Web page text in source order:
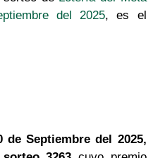
del 2025, es el
de Septiembre del 2025,